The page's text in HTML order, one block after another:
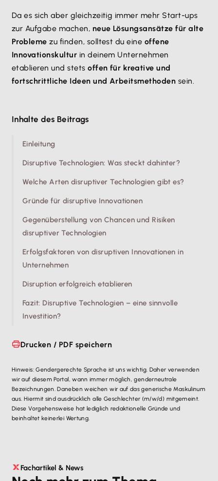
Da es sich aber gleichzeitig immer mehr Start-ups
zur Aufgabe machen, neue Lösungsansätze für alte
Probleme zu finden, solltest du eine offene
Innovationskultur in deinem Unternehmen
etablieren und stetsoffen für kreative und
fortschrittliche Ideen und Arbeitsmethoden sein.
Inhalte des Beitrags
Einleitung
Disruptive Technologien: Was steckt dahinter?
Welche Arten disruptiver Technologien gibt es?
Gründe für disruptive Innovationen
Gegenüberstellung von Chancen und Risiken
disruptiver Technologien
Erfolgsfaktoren von disruptiven Innovationen in
Unternehmen
Disruption erfolgreich etablieren
Fazit: Disruptive Technologien – eine sinnvolle
Investition?
Drucken / PDF speichern
Hinweis: Gendergerechte Sprache ist uns wichtig. Daher verwenden
wir auf diesem Portal, wann immer möglich, genderneutrale
Bezeichnungen. Daneben weichen wir auf das generische Maskulinum
aus. Hiermit sind ausdrücklich alle Geschlechter (m/w/d) mitgemeint.
Diese Vorgehensweise hat lediglich redaktionelle Gründe und
beinhaltet keinerlei Wertung.
Fachartikel & News